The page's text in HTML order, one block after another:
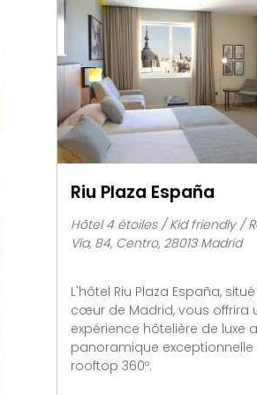
Riu Plaza España
Hôtel 4 étoiles / Kid friendly /
Vía, 84, Centro, 28013 Madrid
L'hôtel Riu Plaza España,
cœur de Madrid, vous offrira
expérience hôtelière de luxe
panoramique
rooftop 360º.